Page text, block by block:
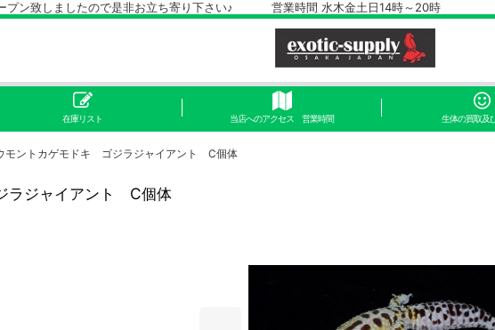
しましたので是非お立ち寄り下さい♪ 営業時間 水木金土日14時～20時
在庫リスト 当店へのアクセス 営業時間 生体の買取及
モントカゲモドキ ゴジラジャイアント C個体
ラジャイアント C個体